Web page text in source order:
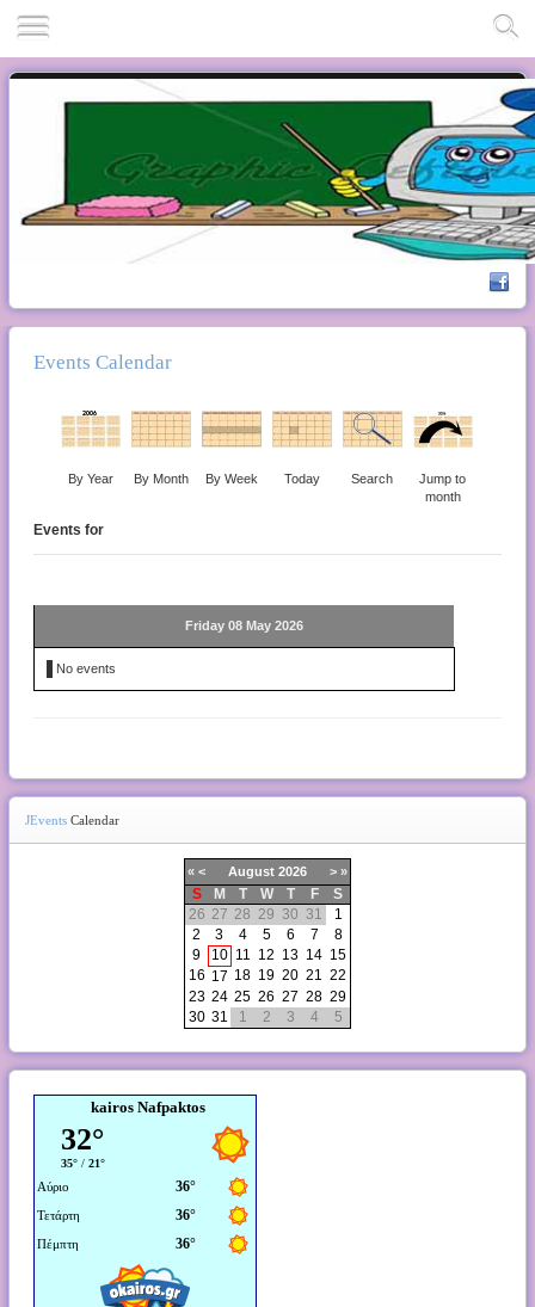
Events Calendar
By Year By Month By Week Today Search
Jump to
month
Events for
Friday 08 May 2026
No events
JEvents Calendar
« < August 2026 > »
S M T W T F
S
26 27 28 29 30 31
1
2
3 4 5 6 7
8
9
10 11 12 13 14 15
16 17 18 19 20 21 22
23 24 25 26 27 28 29
30 31 1 2 3 4 5
kairos Nafpaktos